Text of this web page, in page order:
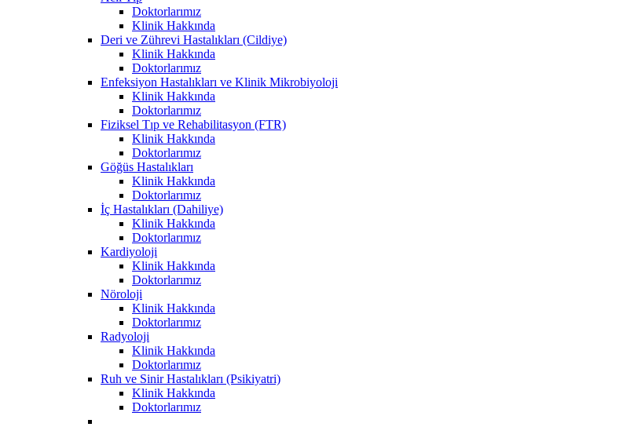
Doktorlarımız
Klinik Hakkında
Deri ve Zührevi Hastalıkları (Cildiye)
Klinik Hakkında
Doktorlarımız
Enfeksiyon Hastalıkları ve Klinik Mikrobiyoloji
Klinik Hakkında
Doktorlarımız
Fiziksel Tıp ve Rehabilitasyon (FTR)
Klinik Hakkında
Doktorlarımız
Göğüs Hastalıkları
Klinik Hakkında
Doktorlarımız
İç Hastalıkları (Dahiliye)
Klinik Hakkında
Doktorlarımız
Kardiyoloji
Klinik Hakkında
Doktorlarımız
Nöroloji
Klinik Hakkında
Doktorlarımız
Radyoloji
Klinik Hakkında
Doktorlarımız
Ruh ve Sinir Hastalıkları (Psikiyatri)
Klinik Hakkında
Doktorlarımız